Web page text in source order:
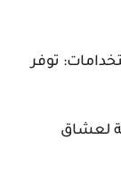
توفر
لعشاق